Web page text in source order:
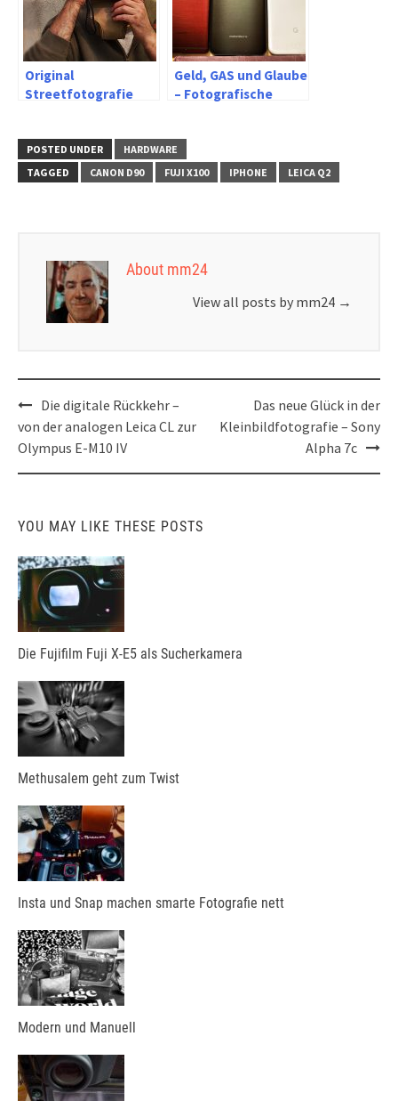
Original
Streetfotografie
Geld, GAS und Glaube
– Fotografische
POSTED UNDER
HARDWARE
TAGGED
CANON D90 FUJI X100 IPHONE LEICA Q2
About mm24
View all posts by mm24 →
Post
navigation
Die digitale Rückkehr –
von der analogen Leica CL zur
Olympus E-M10 IV
Das neue Glück in der
Kleinbildfotografie – Sony
Alpha 7c
YOU MAY LIKE THESE POSTS
Die Fujifilm Fuji X-E5 als Sucherkamera
Methusalem geht zum Twist
Insta und Snap machen smarte Fotografie nett
Modern und Manuell